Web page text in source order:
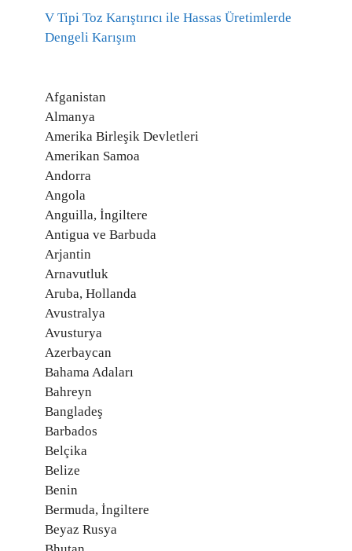
V Tipi Toz Karıştırıcı ile Hassas Üretimlerde
Dengeli Karışım
Afganistan
Almanya
Amerika Birleşik Devletleri
Amerikan Samoa
Andorra
Angola
Anguilla, İngiltere
Antigua ve Barbuda
Arjantin
Arnavutluk
Aruba, Hollanda
Avustralya
Avusturya
Azerbaycan
Bahama Adaları
Bahreyn
Bangladeş
Barbados
Belçika
Belize
Benin
Bermuda, İngiltere
Beyaz Rusya